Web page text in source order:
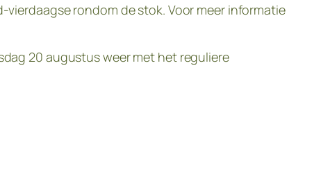
rondom de stok. Voor meer informatie
20 augustus weer met het reguliere